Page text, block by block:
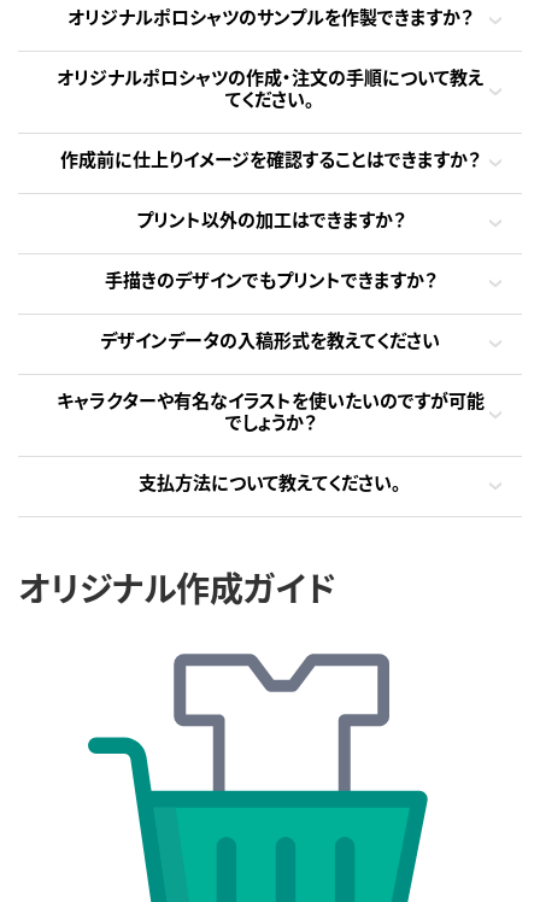
オリジナルポロシャツのサンプルを作製できますか？
オリジナルポロシャツの作成・注文の手順について教え
てください。
作成前に仕上りイメージを確認することはできますか？
プリント以外の加工はできますか？
手描きのデザインでもプリントできますか？
デザインデータの入稿形式を教えてください
キャラクターや有名なイラストを使いたいのですが可能
でしょうか？
支払方法について教えてください。
オリジナル作成ガイド